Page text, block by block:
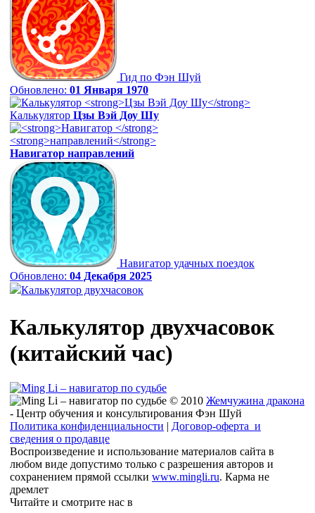
Гид по Фэн Шуй
Обновлено: 01 Января 1970
Калькулятор Цзы Вэй Доу Шу
Навигатор направлений
Навигатор удачных поездок
Обновлено: 04 Декабря 2025
Калькулятор двухчасовок
Калькулятор двухчасовок
(китайский час)
© 2010 Жемчужина дракона
- Центр обучения и консультирования Фэн Шуй
Политика конфиденциальности | Договор-оферта и
сведения о продавце
Воспроизведение и использование материалов сайта в
любом виде допустимо только с разрешения авторов и
сохранением прямой ссылки www.mingli.ru. Карма не
дремлет
Читайте и смотрите нас в